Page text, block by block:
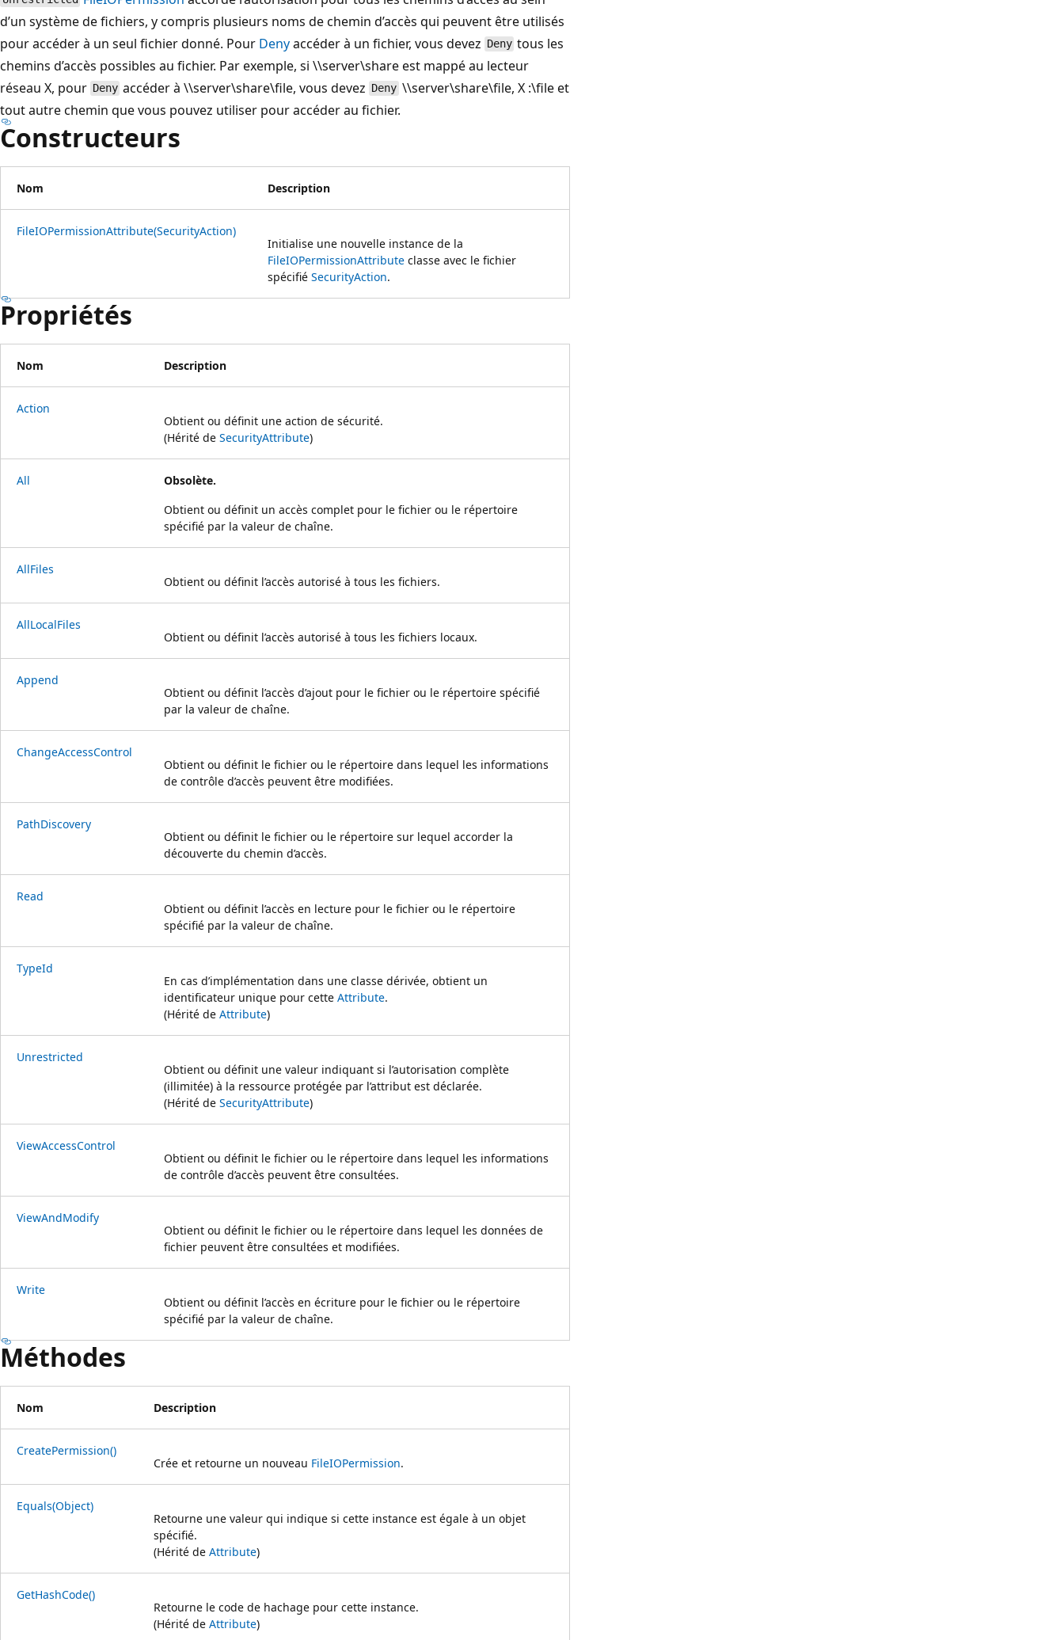
d’un système de fichiers, y compris plusieurs noms de chemin d’accès qui peuvent être utilisés
pour accéder à un seul fichier donné. Pour Denyaccéder à un fichier, vous devez Deny tous les
chemins d’accès possibles au fichier. Par exemple, si \\server\share est mappé au lecteur
réseau X, pour Deny accéder à \\server\share\file, vous devez Deny\\server\share\file, X :\file et
tout autre chemin que vous pouvez utiliser pour accéder au fichier.
Constructeurs
Nom Description
FileIOPermissionAttribute(SecurityAction)
Initialise une nouvelle instance de la
FileIOPermissionAttribute classe avec le fichier
spécifié SecurityAction.
Propriétés
Nom Description
Action
Obtient ou définit une action de sécurité.
(Hérité de SecurityAttribute)
All
Obsolète.
Obtient ou définit un accès complet pour le fichier ou le répertoire
spécifié par la valeur de chaîne.
AllFiles
Obtient ou définit l’accès autorisé à tous les fichiers.
AllLocalFiles
Obtient ou définit l’accès autorisé à tous les fichiers locaux.
Append
Obtient ou définit l’accès d’ajout pour le fichier ou le répertoire spécifié
par la valeur de chaîne.
ChangeAccessControl
Obtient ou définit le fichier ou le répertoire dans lequel les informations
de contrôle d’accès peuvent être modifiées.
PathDiscovery
Obtient ou définit le fichier ou le répertoire sur lequel accorder la
découverte du chemin d’accès.
Read
Obtient ou définit l’accès en lecture pour le fichier ou le répertoire
spécifié par la valeur de chaîne.
TypeId
En cas d’implémentation dans une classe dérivée, obtient un
identificateur unique pour cette Attribute.
(Hérité de Attribute)
Unrestricted
Obtient ou définit une valeur indiquant si l’autorisation complète
(illimitée) à la ressource protégée par l’attribut est déclarée.
(Hérité de SecurityAttribute)
ViewAccessControl
Obtient ou définit le fichier ou le répertoire dans lequel les informations
de contrôle d’accès peuvent être consultées.
ViewAndModify
Obtient ou définit le fichier ou le répertoire dans lequel les données de
fichier peuvent être consultées et modifiées.
Write
Obtient ou définit l’accès en écriture pour le fichier ou le répertoire
spécifié par la valeur de chaîne.
Méthodes
Nom Description
CreatePermission()
Crée et retourne un nouveau FileIOPermission.
Equals(Object)
Retourne une valeur qui indique si cette instance est égale à un objet
spécifié.
(Hérité de Attribute)
GetHashCode()
Retourne le code de hachage pour cette instance.
(Hérité de Attribute)